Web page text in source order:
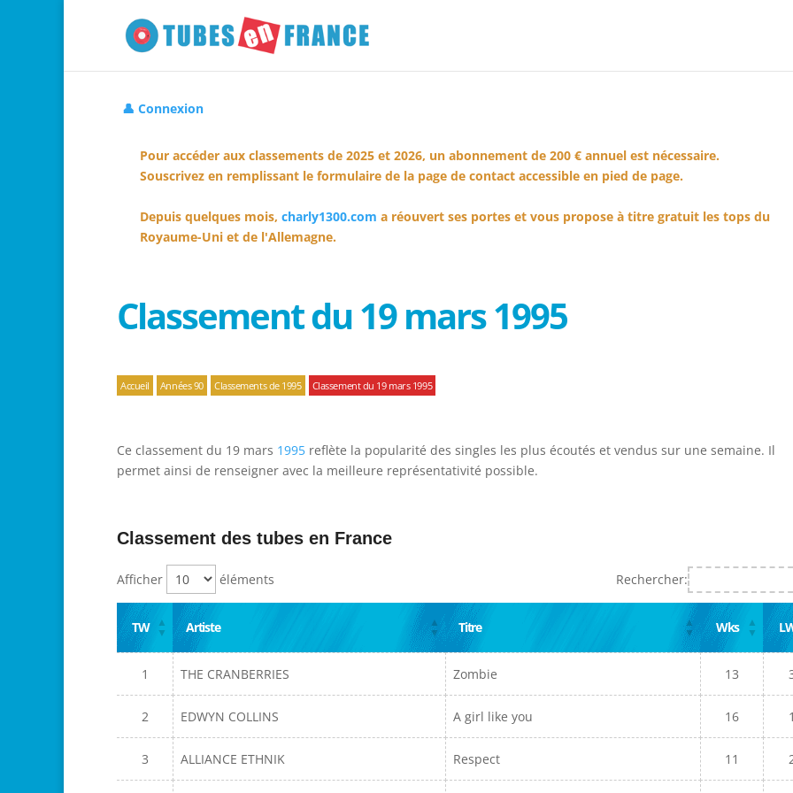
👤 Connexion
Pour accéder aux classements de 2025 et 2026, un abonnement de 200 € annuel est nécessaire.
Souscrivez en remplissant le formulaire de la page de contact accessible en pied de page.
Depuis quelques mois, charly1300.com a réouvert ses portes et vous propose à titre gratuit les tops du
Royaume-Uni et de l'Allemagne.
Classement du 19 mars 1995
Accueil Années 90 Classements de 1995 Classement du 19 mars 1995
Ce classement du 19 mars 1995 reflète la popularité des singles les plus écoutés et vendus sur une semaine. Il
permet ainsi de renseigner avec la meilleure représentativité possible.
Classement des tubes en France
Afficher éléments Rechercher:
TW Artiste Titre Wks
1 THE CRANBERRIES Zombie 13
2 EDWYN COLLINS A girl like you 16 1
3 ALLIANCE ETHNIK Respect 11